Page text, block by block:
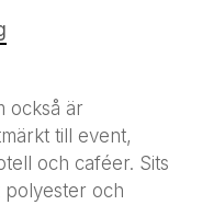
också är
till event,
och caféer. Sits
polyester och